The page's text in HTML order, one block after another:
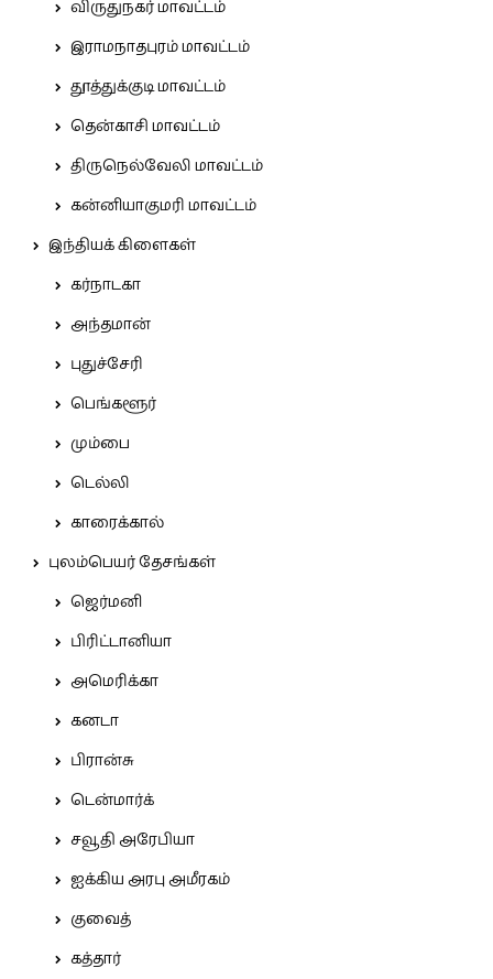
விருதுநகர் மாவட்டம்
இராமநாதபுரம் மாவட்டம்
தூத்துக்குடி மாவட்டம்
தென்காசி மாவட்டம்
திருநெல்வேலி மாவட்டம்
கன்னியாகுமரி மாவட்டம்
இந்தியக் கிளைகள்
கர்நாடகா
அந்தமான்
புதுச்சேரி
பெங்களூர்
மும்பை
டெல்லி
காரைக்கால்
புலம்பெயர் தேசங்கள்
ஜெர்மனி
பிரிட்டானியா
அமெரிக்கா
கனடா
பிரான்சு
டென்மார்க்
சவூதி அரேபியா
ஐக்கிய அரபு அமீரகம்
குவைத்
கத்தார்